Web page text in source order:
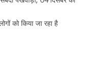
को किया जा रहा है